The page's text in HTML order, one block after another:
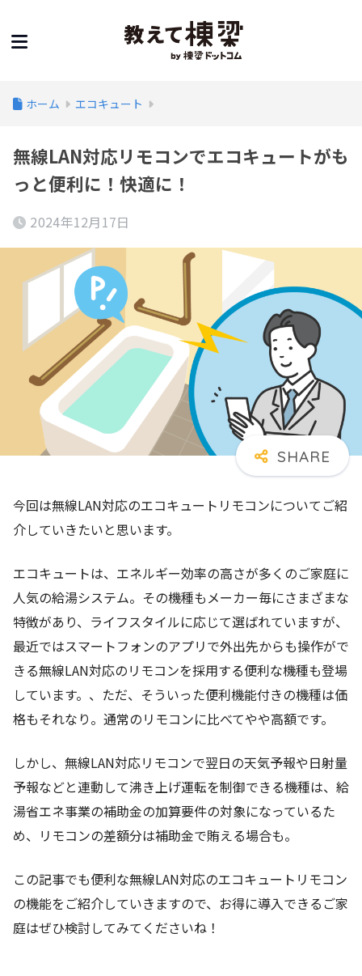
ホーム エコキュート
無線LAN対応リモコンでエコキュートがも
っと便利に！快適に！
2024年12月17日
今回は無線LAN対応のエコキュートリモコンについてご紹
介していきたいと思います。
エコキュートは、エネルギー効率の高さが多くのご家庭に
人気の給湯システム。その機種もメーカー毎にさまざまな
特徴があり、ライフスタイルに応じて選ばれていますが、
最近ではスマートフォンのアプリで外出先からも操作がで
きる無線LAN対応のリモコンを採用する便利な機種も登場
しています。、ただ、そういった便利機能付きの機種は価
格もそれなり。通常のリモコンに比べてやや高額です。
しかし、無線LAN対応リモコンで翌日の天気予報や日射量
予報などと連動して沸き上げ運転を制御できる機種は、給
湯省エネ事業の補助金の加算要件の対象になっているた
め、リモコンの差額分は補助金で賄える場合も。
この記事でも便利な無線LAN対応のエコキュートリモコン
の機能をご紹介していきますので、お得に導入できるご家
庭はぜひ検討してみてくださいね！